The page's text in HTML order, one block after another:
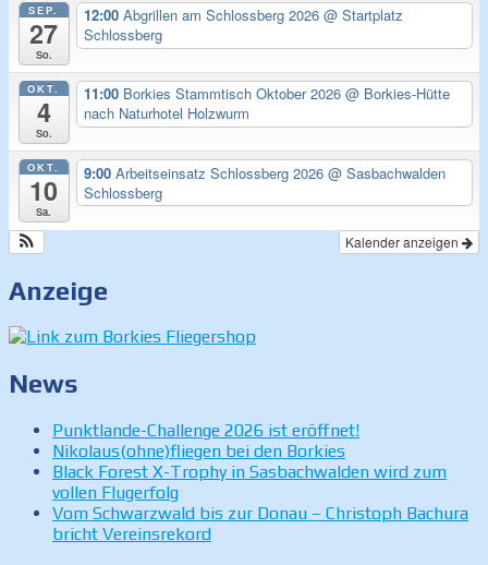
SEP.
27
So.
12:00 Abgrillen am Schlossberg 2026 @ Startplatz
Schlossberg
OKT.
4
So.
11:00 Borkies Stammtisch Oktober 2026 @ Borkies-Hütte
nach Naturhotel Holzwurm
OKT.
10
Sa.
9:00 Arbeitseinsatz Schlossberg 2026 @ Sasbachwalden
Schlossberg
Kalender anzeigen
Anzeige
News
Punktlande-Challenge 2026 ist eröffnet!
Nikolaus(ohne)fliegen bei den Borkies
Black Forest X-Trophy in Sasbachwalden wird zum
vollen Flugerfolg
Vom Schwarzwald bis zur Donau – Christoph Bachura
bricht Vereinsrekord